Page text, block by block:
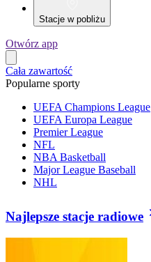
Stacje w pobliżu
Otwórz app
Cała zawartość
Popularne sporty
UEFA Champions League
UEFA Europa League
Premier League
NFL
NBA Basketball
Major League Baseball
NHL
Najlepsze stacje radiowe